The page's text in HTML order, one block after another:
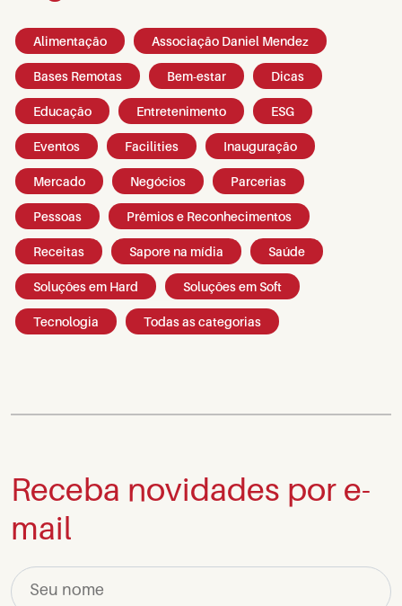
Alimentação Associação Daniel Mendez
Bases Remotas Bem-estar Dicas
Educação Entretenimento ESG
Eventos Facilities Inauguração
Mercado Negócios Parcerias
Pessoas Prêmios e Reconhecimentos
Receitas Sapore na mídia Saúde
Soluções em Hard Soluções em Soft
Tecnologia Todas as categorias
Receba novidades por e-
mail
Seu nome